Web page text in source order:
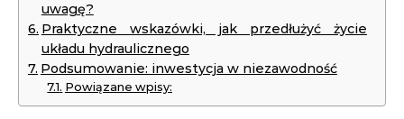
uwagę?
Praktyczne wskazówki, jak przedłużyć życie
układu hydraulicznego
Podsumowanie: inwestycja w niezawodność
Powiązane wpisy: